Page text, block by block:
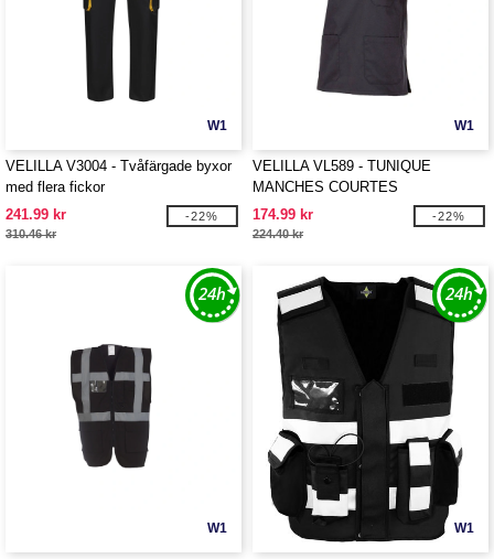
W1
VELILLA V3004 - Tvåfärgade byxor
med flera fickor
241.99 kr
310.46 kr
-22%
W1
VELILLA VL589 - TUNIQUE
MANCHES COURTES
174.99 kr
224.40 kr
-22%
W1 W1